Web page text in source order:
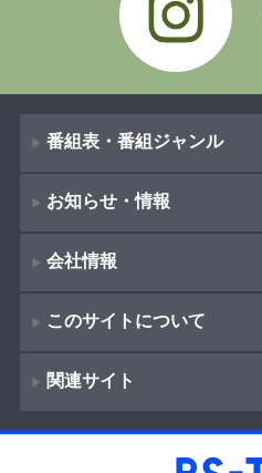
番組表・番組ジャンル
番組表
番組ジャンル
ドラマ
映画
お知らせ・情報
新着情報
お知らせ
イベント
ショッピング
会社情報
会社概要
（Company Information）
このサイトについて
著作権とリンク
サイトポリシー
関連サイト